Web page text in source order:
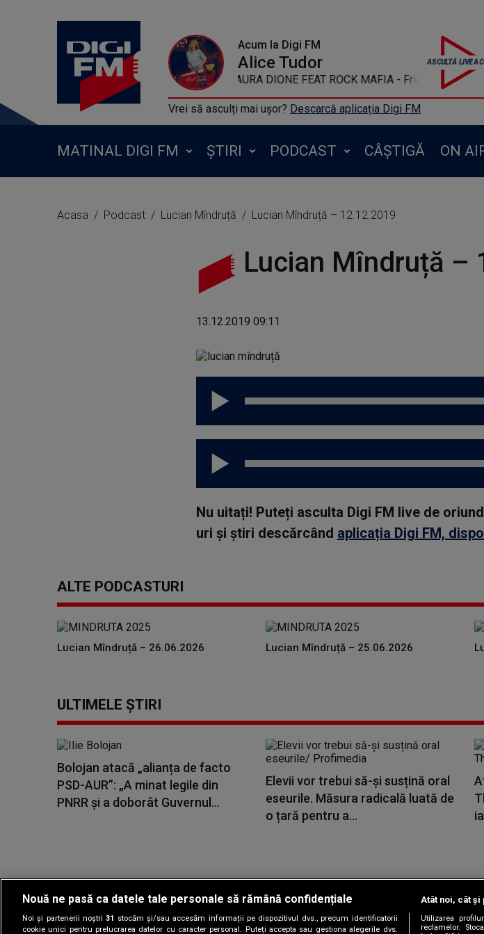
Acum la Digi FM
Alice Tudor
AURA DIONE FEAT ROCK MAFIA - Friends
Vrei să asculți mai ușor? Descarcă aplicația Digi FM
MATINAL DIGI FM ȘTIRI PODCAST CÂȘTIGĂ ON
Acasa Podcast Lucian Mîndruță Lucian Mîndruță – 12.12.2019
Lucian Mîndruță –
13.12.2019 09:11
Nu uitați! Puteți asculta Digi FM live de
uri și știri descărcând aplicația Digi FM,
ALTE PODCASTURI
Lucian Mîndruță – 26.06.2026 Lucian Mîndruță – 25.06.2026
ULTIMELE ȘTIRI
Bolojan atacă „alianța de facto
PSD-AUR”: „A minat legile din
PNRR și a doborât Guvernul...
Elevii vor trebui să-și susțină oral
eseurile. Măsura radicală luată de
o țară pentru a...
Copyright © 2026 /
Gestionați preferințele|Termeni și condiții |Politica de
Nouă ne pasă ca datele tale personale să rămână confidențiale
Noi și partenerii noștri31 stocăm și/sau accesăm informații pe dispozitivul dvs., precum identificatorii
cookie unici pentru prelucrarea datelor cu caracter personal. Puteți accepta sau gestiona alegerile dvs.
Atât noi, cât
Utilizarea
reclamelor.